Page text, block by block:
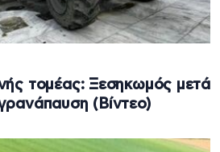
τομέας: Ξεσηκωμός μετά
(Βίντεο)